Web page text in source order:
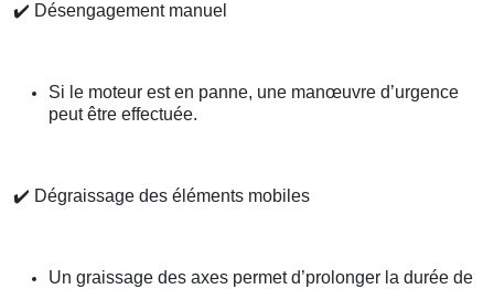
✔️ Désengagement manuel
Si le moteur est en panne, une manœuvre d’urgence
peut être effectuée.
✔️ Dégraissage des éléments mobiles
Un graissage des axes permet d’prolonger la durée de